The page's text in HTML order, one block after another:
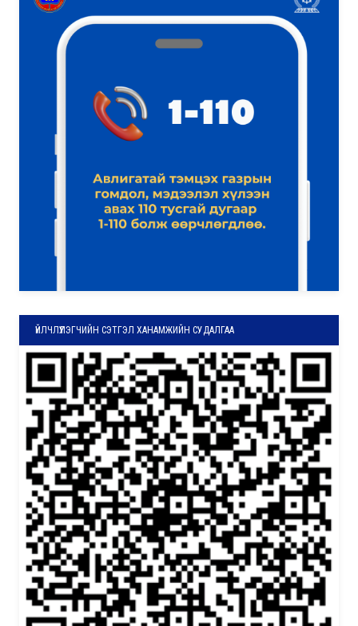
ҮЙЛЧЛҮҮЛЭГЧИЙН СЭТГЭЛ ХАНАМЖИЙН СУДАЛГАА